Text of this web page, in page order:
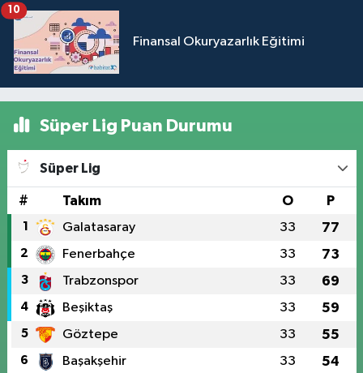
Finansal Okuryazarlık Eğitimi
10
Süper Lig Puan Durumu
Süper Lig
# Takım O P
1 Galatasaray 33 77
2 Fenerbahçe 33 73
3 Trabzonspor 33 69
4 Beşiktaş 33 59
5 Göztepe 33 55
6 Başakşehir 33 54